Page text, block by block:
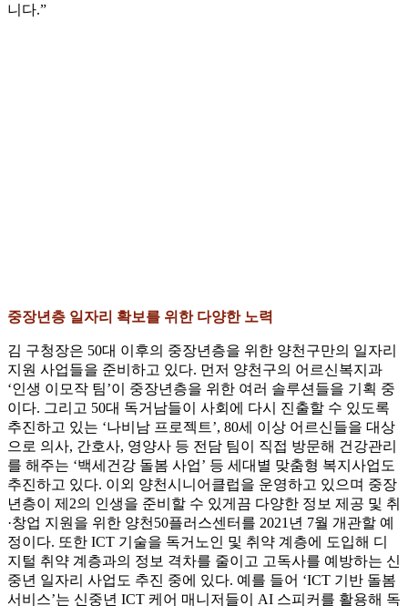
니다.”
중장년층 일자리 확보를 위한 다양한 노력
김 구청장은 50대 이후의 중장년층을 위한 양천구만의 일자리
지원 사업들을 준비하고 있다. 먼저 양천구의 어르신복지과
‘인생 이모작 팀’이 중장년층을 위한 여러 솔루션들을 기획 중
이다. 그리고 50대 독거남들이 사회에 다시 진출할 수 있도록
추진하고 있는 ‘나비남 프로젝트’, 80세 이상 어르신들을 대상
으로 의사, 간호사, 영양사 등 전담 팀이 직접 방문해 건강관리
를 해주는 ‘백세건강 돌봄 사업’ 등 세대별 맞춤형 복지사업도
추진하고 있다. 이외 양천시니어클럽을 운영하고 있으며 중장
년층이 제2의 인생을 준비할 수 있게끔 다양한 정보 제공 및 취
·창업 지원을 위한 양천50플러스센터를 2021년 7월 개관할 예
정이다. 또한 ICT 기술을 독거노인 및 취약 계층에 도입해 디
지털 취약 계층과의 정보 격차를 줄이고 고독사를 예방하는 신
중년 일자리 사업도 추진 중에 있다. 예를 들어 ‘ICT 기반 돌봄
서비스’는 신중년 ICT 케어 매니저들이 AI 스피커를 활용해 독